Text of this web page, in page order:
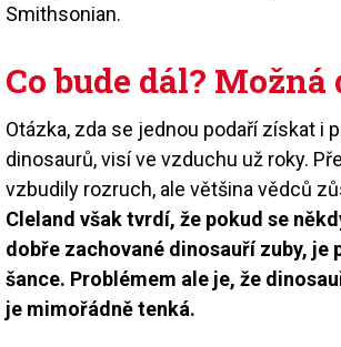
Smithsonian.
Co bude dál?
Otázka, zda se jednou podaří získat i
dinosaurů, visí ve vzduchu už roky.
vzbudily rozruch, ale většina vědců
Cleland však tvrdí, že pokud se
dobře zachované dinosauří zuby, je
šance. Problémem ale je, že
je mimořádně tenká.